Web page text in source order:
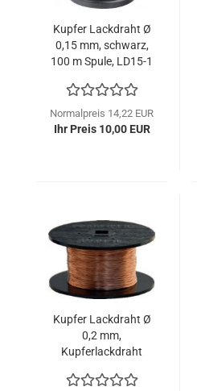
Kupfer Lackdraht Ø
0,15 mm, schwarz,
100 m Spule, LD15-1
Normalpreis 14,22 EUR
Ihr Preis 10,00 EUR
Kupfer Lackdraht Ø
0,2 mm,
Kupferlackdraht
mm, 100 m Spule,